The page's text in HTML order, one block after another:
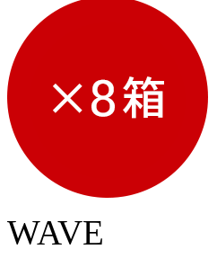
WAVE